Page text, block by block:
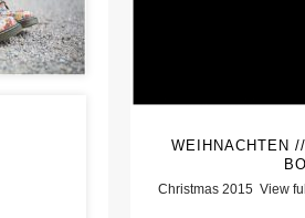
WEIHNACHTEN
Christmas 2015 View